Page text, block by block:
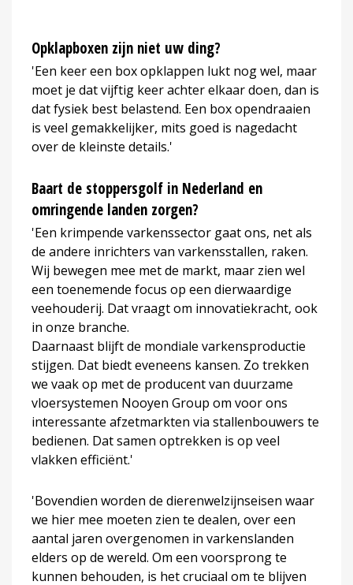
Opklapboxen zijn niet uw ding?
'Een keer een box opklappen lukt nog wel, maar
moet je dat vijftig keer achter elkaar doen, dan is
dat fysiek best belastend. Een box opendraaien
is veel gemakkelijker, mits goed is nagedacht
over de kleinste details.'
Baart de stoppersgolf in Nederland en
omringende landen zorgen?
'Een krimpende varkenssector gaat ons, net als
de andere inrichters van varkensstallen, raken.
Wij bewegen mee met de markt, maar zien wel
een toenemende focus op een dierwaardige
veehouderij. Dat vraagt om innovatiekracht, ook
in onze branche.
Daarnaast blijft de mondiale varkensproductie
stijgen. Dat biedt eveneens kansen. Zo trekken
we vaak op met de producent van duurzame
vloersystemen Nooyen Group om voor ons
interessante afzetmarkten via stallenbouwers te
bedienen. Dat samen optrekken is op veel
vlakken efficiënt.'
'Bovendien worden de dierenwelzijnseisen waar
we hier mee moeten zien te dealen, over een
aantal jaren overgenomen in varkenslanden
elders op de wereld. Om een voorsprong te
kunnen behouden, is het cruciaal om te blijven